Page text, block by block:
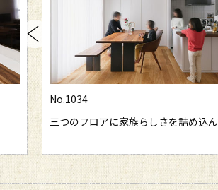
No.1033
回遊動線で快適セカンドライフ